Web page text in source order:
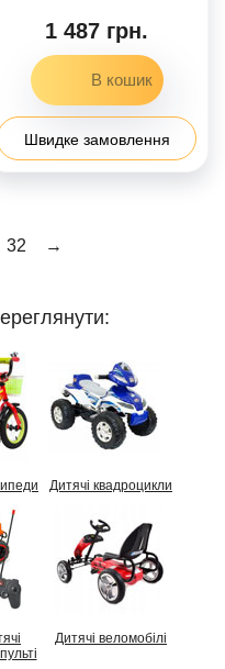
підсвічування
платформи, кермо
складане LF-1061/39
1 487 грн.
Швидке замовлення
32 →
Дитячі квадроцикли
Дитячі веломобілі